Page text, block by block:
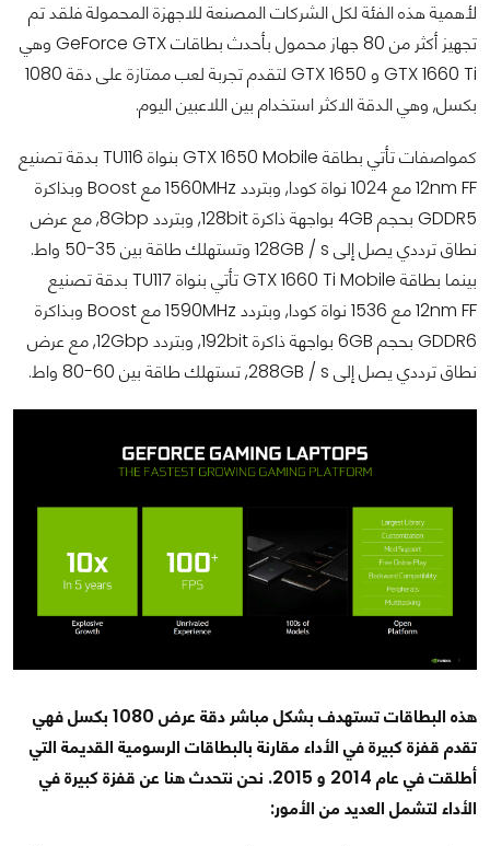
لأهمية هذه الفئة لكل الشركات المصنعة للاجهزة المحمولة فلقد تم
تجهيز أكثر من 80 جهاز محمول بأحدث بطاقات GeForce GTX وهي
GTX 1660 Ti و GTX 1650 لتقدم تجربة لعب ممتازة على دقة 1080
بكسل, وهي الدقة الاكثر استخدام بين اللاعبين اليوم.
كمواصفات تأتي بطاقة GTX 1650 Mobile بنواة TU116 بدقة تصنيع
12nm FF مع 1024 نواة كودا, وبتردد 1560MHz مع Boost وبذاكرة
GDDR5 بحجم 4GB بواجهة ذاكرة 128bit, وبتردد 8Gbp, مع عرض
نطاق ترددي يصل إلى 128GB / s وتستهلك طاقة بين 35-50 واط.
بينما بطاقة GTX 1660 Ti Mobile تأتي بنواة TU117 بدقة تصنيع
12nm FF مع 1536 نواة كودا, وبتردد 1590MHz مع Boost وبذاكرة
GDDR6 بحجم 6GB بواجهة ذاكرة 192bit, وبتردد 12Gbp, مع عرض
نطاق ترددي يصل إلى 288GB / s, تستهلك طاقة بين 60-80 واط.
هذه البطاقات تستهدف بشكل مباشر دقة عرض 1080 بكسل فهي
تقدم قفزة كبيرة في الأداء مقارنة بالبطاقات الرسومية القديمة التي
أطلقت في عام 2014 و 2015. نحن نتحدث هنا عن قفزة كبيرة في
الأداء لتشمل العديد من الأمور: